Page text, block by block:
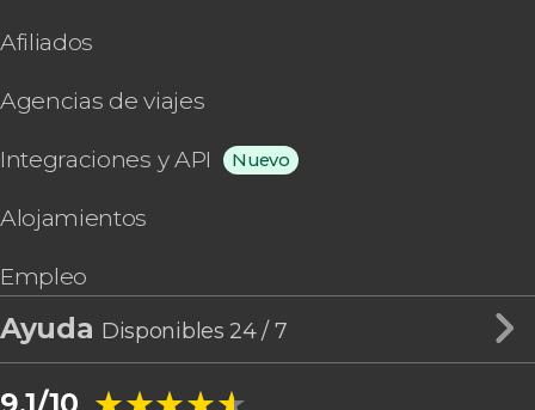
Afiliados
Agencias de viajes
Integraciones y API Nuevo
Alojamientos
Empleo
Ayuda Disponibles 24 / 7